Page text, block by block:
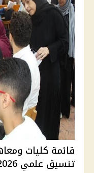
تنسيق علمي 2026 لطلاب الثانوية العام...